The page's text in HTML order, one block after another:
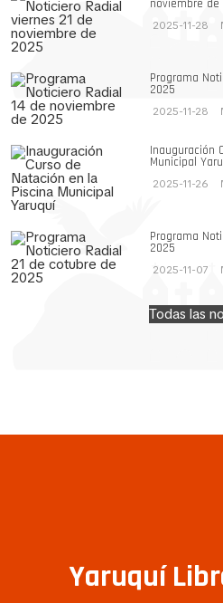
noviembre de
2025-11-28
Programa
2025
2025-11-28
Inauguración
Municipal
2025-11-26
Programa
2025
2025-11-07
Todas las
Yaruquí